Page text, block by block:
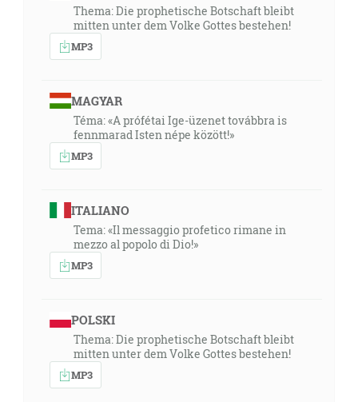
Thema: Die prophetische Botschaft bleibt
mitten unter dem Volke Gottes bestehen!
MP3
MAGYAR
Téma: «A prófétai Ige-üzenet továbbra is
fennmarad Isten népe között!»
MP3
ITALIANO
Tema: «Il messaggio profetico rimane in
mezzo al popolo di Dio!»
MP3
POLSKI
Thema: Die prophetische Botschaft bleibt
mitten unter dem Volke Gottes bestehen!
MP3